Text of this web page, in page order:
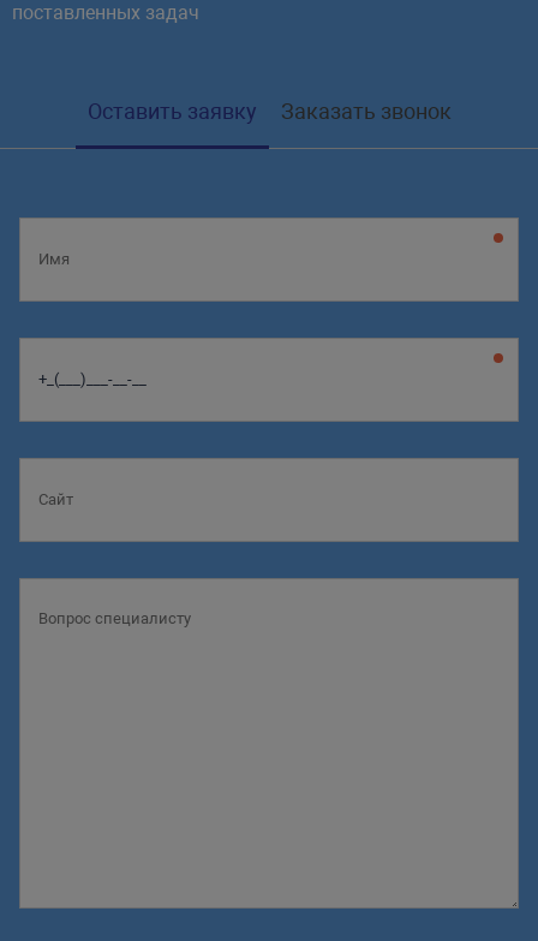
поставленных задач
Оставить заявку Заказать звонок